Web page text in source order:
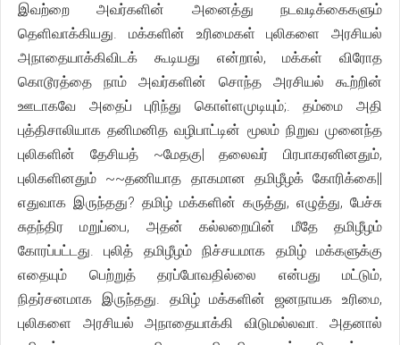
இவற்றை அவர்களின் அனைத்து நடவடிக்கைகளும்
தெளிவாக்கியது. மக்களின் உரிமைகள் புலிகளை அரசியல்
அநாதையாக்கிவிடக் கூடியது என்றால், மக்கள் விரோத
கொடூரத்தை நாம் அவர்களின் சொந்த அரசியல் கூற்றின்
ஊடாகவே அதைப் புரிந்து கொள்ளமுடியும்;. தம்மை அதி
புத்திசாலியாக தனிமனித வழிபாட்டின் மூலம் நிறுவ முனைந்த
புலிகளின் தேசியத் ~மேதகு| தலைவர் பிரபாகரனினதும்,
புலிகளினதும் ~~தணியாத தாகமான தமிழீழக் கோரிக்கை||
எதுவாக இருந்தது? தமிழ் மக்களின் கருத்து, எழுத்து, பேச்சு
சுதந்திர மறுப்பை, அதன் கல்லறையின் மீதே தமிழீழம்
கோரப்பட்டது. புலித் தமிழீழம் நிச்சயமாக தமிழ் மக்களுக்கு
எதையும் பெற்றுத் தரப்போவதில்லை என்பது மட்டும்,
நிதர்சனமாக இருந்தது. தமிழ் மக்களின் ஜனநாயக உரிமை,
புலிகளை அரசியல் அநாதையாக்கி விடுமல்லவா. அதனால்